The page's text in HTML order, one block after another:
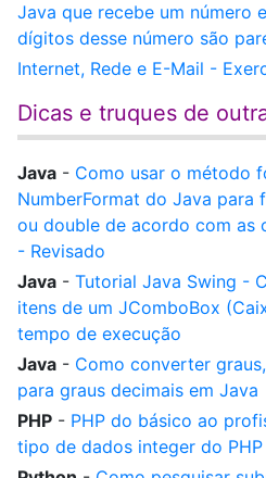
Java que recebe um número
dígitos desse número são
Internet, Rede e E-Mail -
Dicas e truques de
Java - Como usar o método
NumberFormat do Java
ou double de acordo com as
- Revisado
Java - Tutorial Java Swing -
itens de um JComboBox
tempo de execução
Java - Como converter
para graus decimais em Java
PHP - PHP do básico ao
tipo de dados integer do PHP